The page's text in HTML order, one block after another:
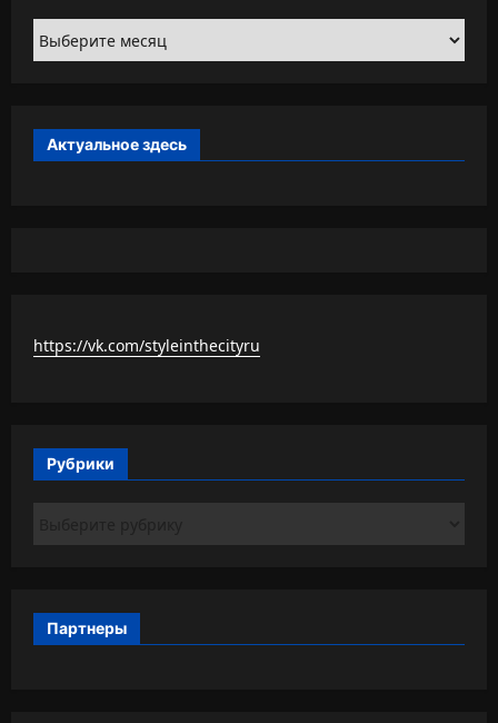
Архивы
Актуальное здесь
https://vk.com/styleinthecityru
Рубрики
Партнеры